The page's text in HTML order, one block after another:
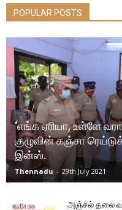
POPULAR POSTS
‘எங்க ஏரியா, உள்ளே
குழுவின் கஞ்சா
இன்ஸ்.
Thennadu - 29th July 2021
அஞ்சல் தலை